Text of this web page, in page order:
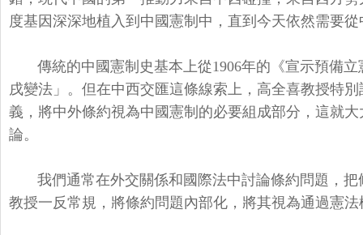
度基因深深地植入到中國憲制中， 直到今天依然需要
傳統的中國憲制史基本上從1906年的《宣示預備
戌變法」。 但在中西交匯這條線索上， 高全喜教授特
義， 將中外條約視為中國憲制的必要組成部分， 這就大
論。
我們通常在外交關係和國際法中討論條約問題，把
教授一反常規， 將條約問題內部化，將其視為通過憲